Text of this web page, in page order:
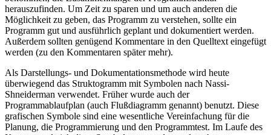
herauszufinden. Um Zeit zu sparen und um auch anderen die
Möglichkeit zu geben, das Programm zu verstehen, sollte ein
Programm gut und ausführlich geplant und dokumentiert werden.
Außerdem sollten genügend Kommentare in den Quelltext eingefügt
werden (zu den Kommentaren später mehr).
Als Darstellungs- und Dokumentationsmethode wird heute
überwiegend das Struktogramm mit Symbolen nach Nassi-
Shneiderman verwendet. Früher wurde auch der
Programmablaufplan (auch Flußdiagramm genannt) benutzt. Diese
grafischen Symbole sind eine wesentliche Vereinfachung für die
Planung, die Programmierung und den Programmtest. Im Laufe des